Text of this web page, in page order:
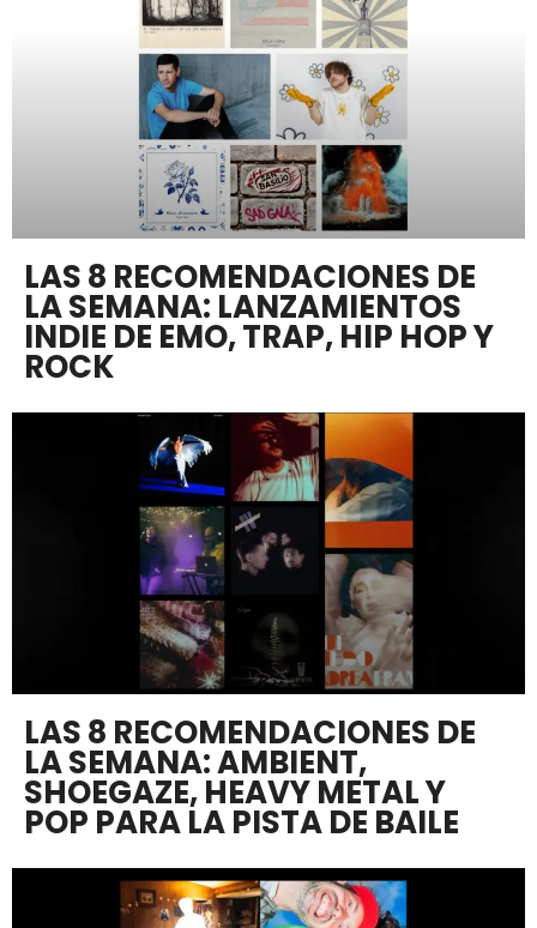
LAS 8 RECOMENDACIONES DE
LA SEMANA: LANZAMIENTOS
INDIE DE EMO, TRAP, HIP HOP Y
ROCK
LAS 8 RECOMENDACIONES DE
LA SEMANA: AMBIENT,
SHOEGAZE, HEAVY METAL Y
POP PARA LA PISTA DE BAILE